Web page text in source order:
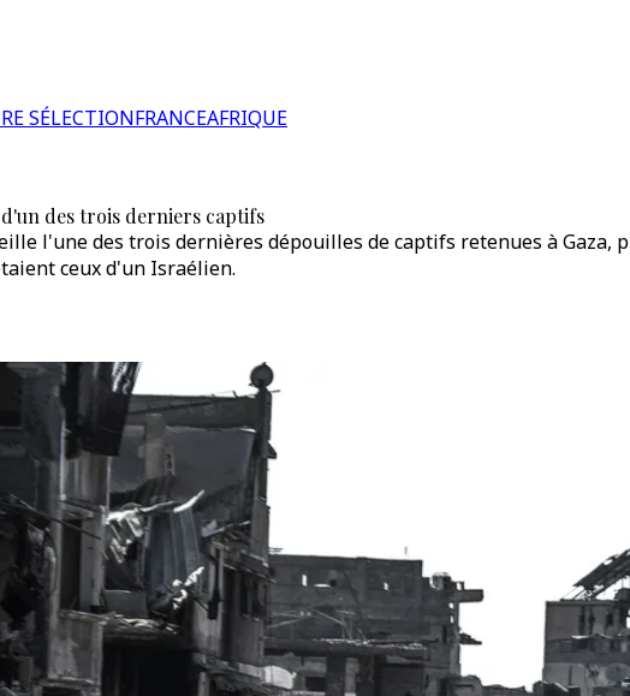
SÉLECTIONFRANCEAFRIQUE
des trois derniers captifs
l'une des trois dernières dépouilles de captifs retenues à Gaza,
ceux d'un Israélien.